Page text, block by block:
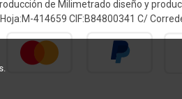
de Milimetrado diseño y
414659 CIF:B84800341 C/